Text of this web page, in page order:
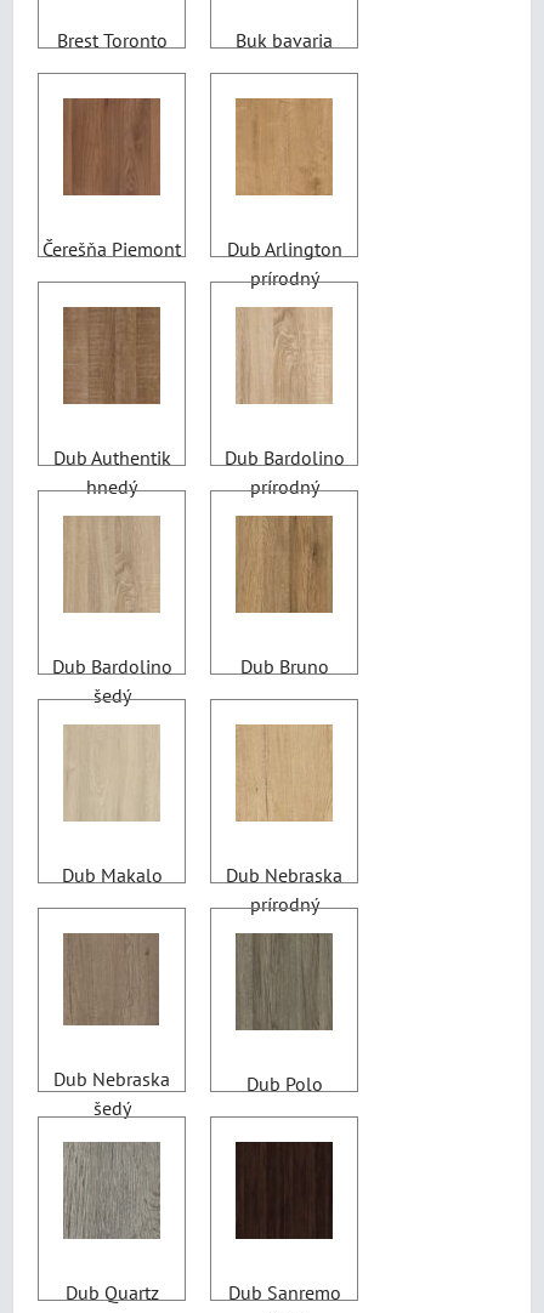
Brest Toronto Buk bavaria
Čerešňa Piemont
Dub Arlington
prírodný
Dub Authentik
hnedý
Dub Bardolino
prírodný
Dub Bardolino
šedý
Dub Bruno
Dub Makalo
Dub Nebraska
prírodný
Dub Nebraska
šedý
Dub Polo
Dub Quartz
Dub Sanremo